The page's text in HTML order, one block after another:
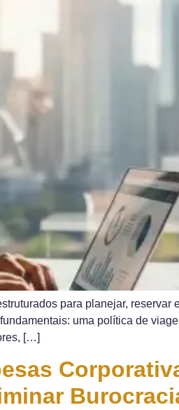
para planejar, reservar
uma política de
[…]